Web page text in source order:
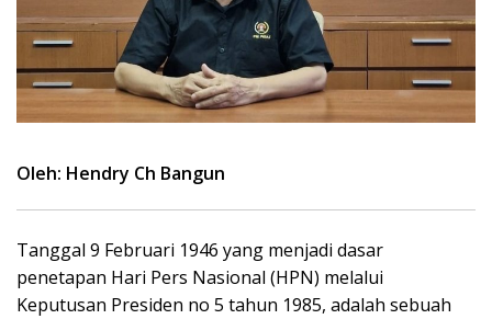
Oleh: Hendry Ch Bangun
Tanggal 9 Februari 1946 yang menjadi dasar
penetapan Hari Pers Nasional (HPN) melalui
Keputusan Presiden no 5 tahun 1985, adalah sebuah